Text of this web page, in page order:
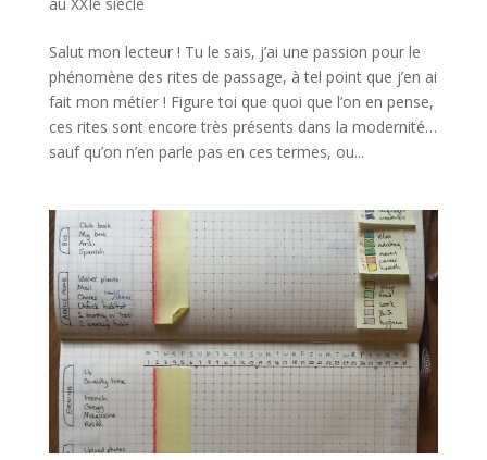
Salut mon lecteur ! Tu le sais, j’ai une passion pour le
phénomène des rites de passage, à tel point que j’en ai
fait mon métier ! Figure toi que quoi que l’on en pense,
ces rites sont encore très présents dans la modernité…
sauf qu’on n’en parle pas en ces termes, ou...